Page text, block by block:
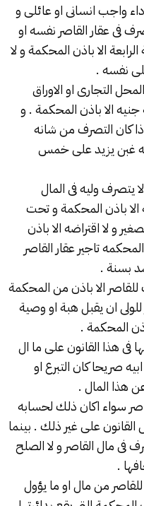
واجب انسانى او عائلى و
فى عقار القاصر نفسه او
الرابعة الا باذن المحكمة و لا
نفسه .
التجارى او الاوراق
جنيه الا باذن المحكمة . و
كان التصرف من شانه
غبن يزيد على خمس
يتصرف وليه فى المال
الا باذن المحكمة و تحت
و لا اقتراضه الا باذن
تاجير عقار القاصر
بسنة .
للقاصر الا باذن من المحكمة
ان يقبل هبة او وصية
المحكمة .
فى هذا القانون على ما ال
صريحا كان التبرع او
هذا المال .
سواء اكان ذلك لحسابه
على غير ذلك . بينما
فى مال القاصر و لا الصلح
.
من مال او ما يؤول